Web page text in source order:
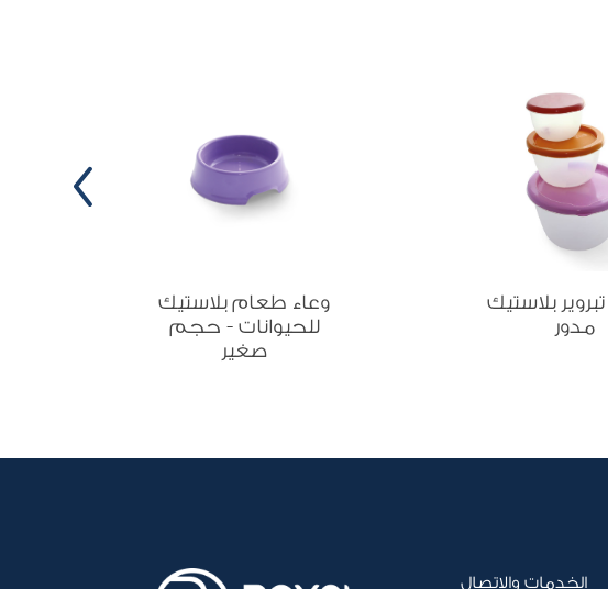
بلاستيك
مدور
وعاء طعام بلاستيك
للحيوانات - حجم
صغير
الخدمات والاتصال